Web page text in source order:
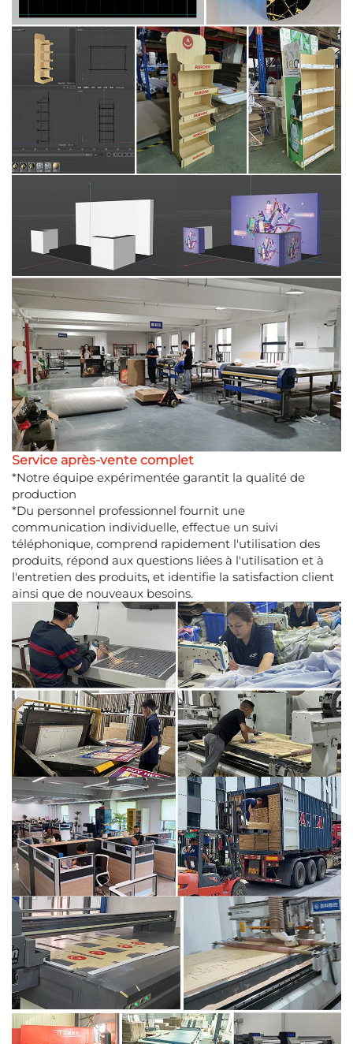
Service après-vente complet
*Notre équipe expérimentée garantit la qualité de
production
*Du personnel professionnel fournit une
communication individuelle, effectue un suivi
téléphonique, comprend rapidement l'utilisation des
produits, répond aux questions liées à l'utilisation et à
l'entretien des produits, et identifie la satisfaction client
ainsi que de nouveaux besoins.